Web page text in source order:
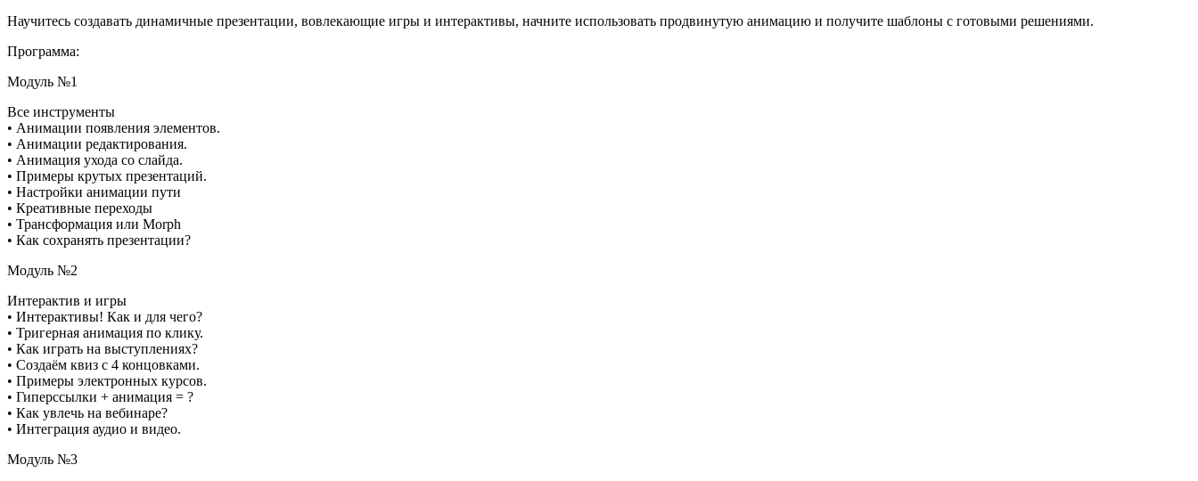
Научитесь создавать динамичные презентации, вовлекающие игры и интерактивы, начните использовать продвинутую анимацию и получите шаблоны с готовыми решениями.
Программа:
Модуль №1
Все инструменты
• Анимации появления элементов.
• Анимации редактирования.
• Анимация ухода со слайда.
• Примеры крутых презентаций.
• Настройки анимации пути
• Креативные переходы
• Трансформация или Morph
• Как сохранять презентации?
Модуль №2
Интерактив и игры
• Интерактивы! Как и для чего?
• Тригерная анимация по клику.
• Как играть на выступлениях?
• Создаём квиз с 4 концовками.
• Примеры электронных курсов.
• Гиперссылки + анимация = ?
• Как увлечь на вебинаре?
• Интеграция аудио и видео.
Модуль №3